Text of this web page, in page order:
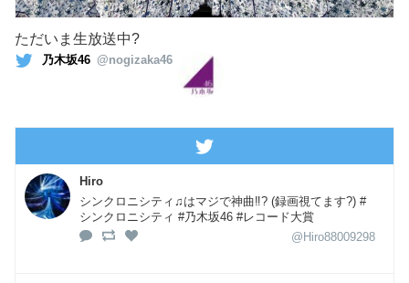
ただいま生放送中?
乃木坂46 @nogizaka46
Hiro
シンクロニシティ♫はマジで神曲‼️? (録画視てます?) #
シンクロニシティ #乃木坂46 #レコード大賞
@Hiro88009298